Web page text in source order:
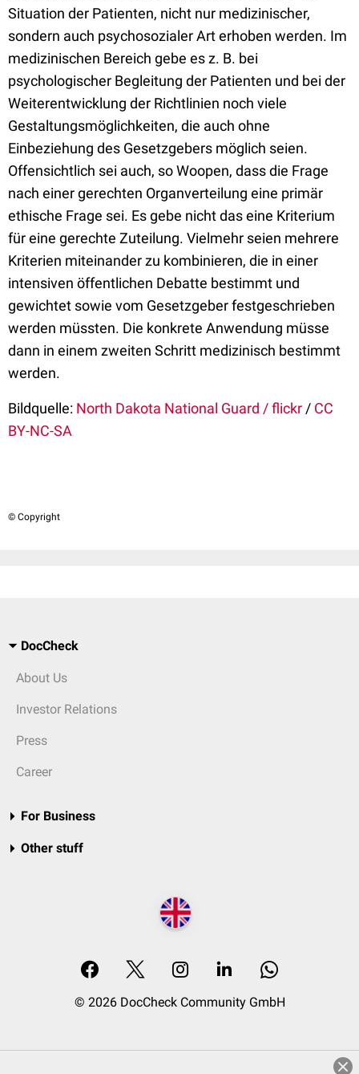
Situation der Patienten, nicht nur medizinischer,
sondern auch psychosozialer Art erhoben werden. Im
medizinischen Bereich gebe es z. B. bei
psychologischer Begleitung der Patienten und bei der
Weiterentwicklung der Richtlinien noch viele
Gestaltungsmöglichkeiten, die auch ohne
Einbeziehung des Gesetzgebers möglich seien.
Offensichtlich sei auch, so Woopen, dass die Frage
nach einer gerechten Organverteilung eine primär
ethische Frage sei. Es gebe nicht das eine Kriterium
für eine gerechte Zuteilung. Vielmehr seien mehrere
Kriterien miteinander zu kombinieren, die in einer
intensiven öffentlichen Debatte bestimmt und
gewichtet sowie vom Gesetzgeber festgeschrieben
werden müssten. Die konkrete Anwendung müsse
dann in einem zweiten Schritt medizinisch bestimmt
werden.
Bildquelle: North Dakota National Guard / flickr / CC
BY-NC-SA
© Copyright
DocCheck
About Us
Investor Relations
Press
Career
For Business
Other stuff
© 2026 DocCheck Community GmbH